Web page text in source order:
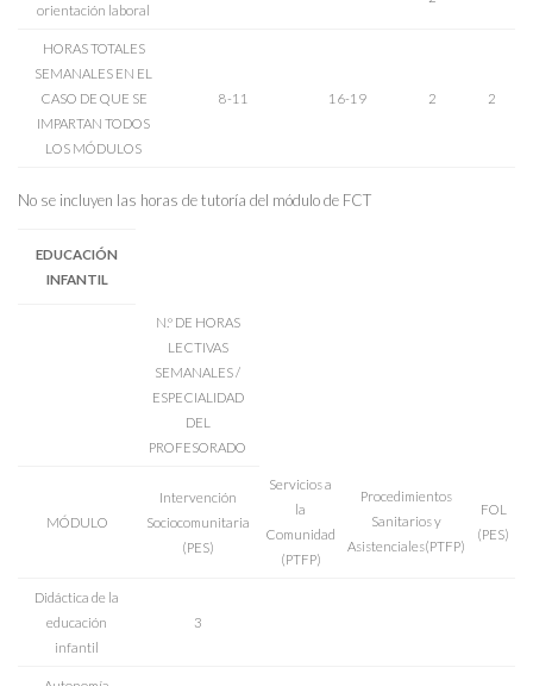
orientación laboral
HORAS TOTALES
SEMANALES EN EL
CASO DE QUE SE
IMPARTAN TODOS
LOS MÓDULOS
8-11 16-19 2 2
No se incluyen las horas de tutoría del módulo de FCT
EDUCACIÓN
INFANTIL
N.º DE HORAS
LECTIVAS
SEMANALES /
ESPECIALIDAD
DEL
PROFESORADO
MÓDULO
Intervención
Sociocomunitaria
(PES)
Servicios a
la
Comunidad
(PTFP)
Procedimientos
Sanitarios y
Asistenciales(PTFP)
FOL
(PES)
Didáctica de la
educación
infantil
3